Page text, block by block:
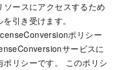
ースにアクセスするため
引き受けます。
ポリシー
サービスに
リシーです。 このポリシ